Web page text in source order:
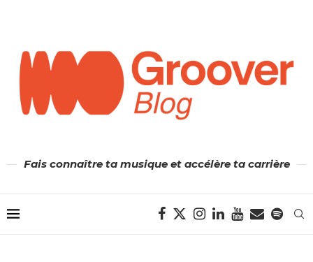
Fais connaître ta musique et accélère ta carrière